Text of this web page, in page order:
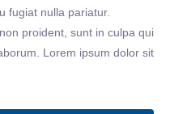
fugiat nulla pariatur.
proident, sunt in culpa qui
Lorem ipsum dolor sit